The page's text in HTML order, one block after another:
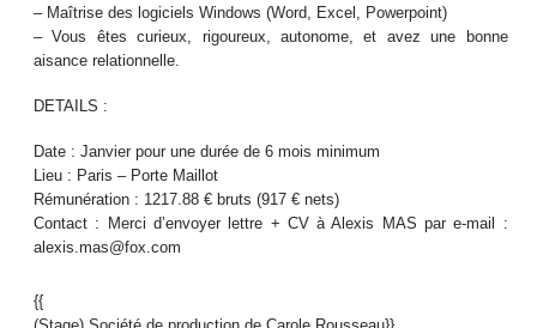
– Maîtrise des logiciels Windows (Word, Excel, Powerpoint)
– Vous êtes curieux, rigoureux, autonome, et avez une bonne
aisance relationnelle.
DETAILS :
Date : Janvier pour une durée de 6 mois minimum
Lieu : Paris – Porte Maillot
Rémunération : 1217.88 € bruts (917 € nets)
Contact : Merci d’envoyer lettre + CV à Alexis MAS par e-mail :
alexis.mas@fox.com
{{